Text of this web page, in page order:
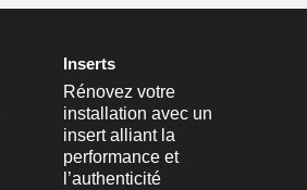
Inserts
Rénovez votre
installation avec un
insert alliant la
performance et
l’authenticité